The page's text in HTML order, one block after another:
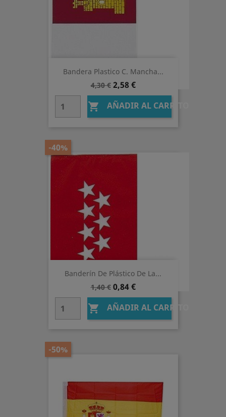
Bandera Plastico C. Mancha...
Precio
base
4,30 € Precio
2,58 €
 AÑADIR AL CARRITO
Banderín De Plástico De La...
Precio
base
1,40 €
-40%
Precio
0,84 €
 AÑADIR AL CARRITO
-50%